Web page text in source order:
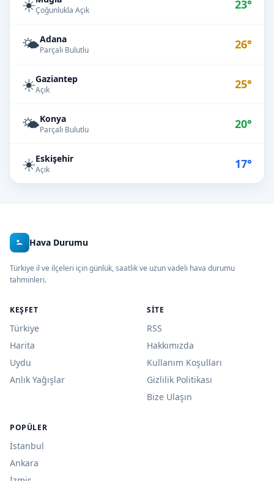
Çoğunlukla Açık 23°
🌤️Adana
Parçalı Bulutlu 26°
☀️Gaziantep
Açık 25°
🌤️Konya
Parçalı Bulutlu 20°
☀️Eskişehir
Açık 17°
Hava Durumu
Türkiye il ve ilçeleri için günlük, saatlik ve uzun vadeli hava durumu
tahminleri.
KEŞFET
Türkiye
Harita
Uydu
Anlık Yağışlar
SITE
RSS
Hakkımızda
Kullanım Koşulları
Gizlilik Politikası
Bize Ulaşın
POPÜLER
İstanbul
Ankara